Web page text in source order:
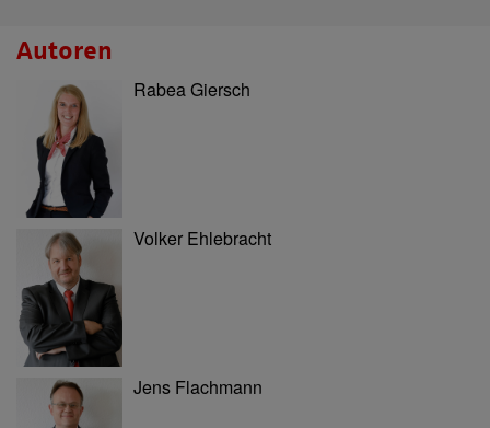
Autoren
Rabea Giersch
Volker Ehlebracht
Jens Flachmann